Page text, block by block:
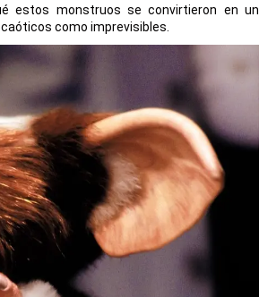
estos monstruos se convirtieron en un
como imprevisibles.